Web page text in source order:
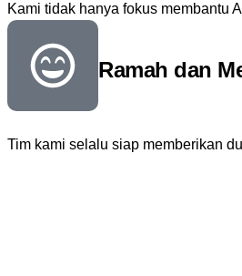
Kami tidak hanya fokus membantu
Ramah dan
Tim kami selalu siap memberikan